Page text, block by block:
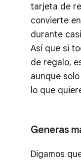
tarjeta de
convierte
durante
Así que si
de regalo,
aunque
lo que
Generas
Digamos